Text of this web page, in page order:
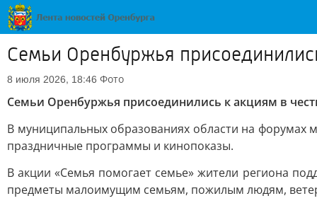
Семьи Оренбуржья
8 июля 2026, 18:46 Фото
Семьи Оренбуржья присоединились к акциям в
В муниципальных образованиях области на форумах
праздничные программы и кинопоказы.
В акции «Семья помогает семье» жители региона
предметы малоимущим семьям, пожилым людям,